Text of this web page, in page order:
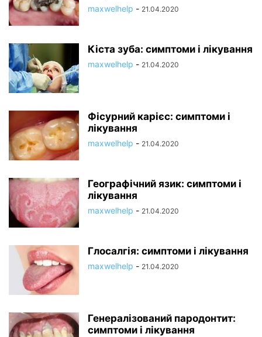
maxwelhelp - 21.04.2020
Кіста зуба: симптоми і лікування
maxwelhelp - 21.04.2020
Фісурний карієс: симптоми і
лікування
maxwelhelp - 21.04.2020
Географічний язик: симптоми і
лікування
maxwelhelp - 21.04.2020
Глосалгія: симптоми і лікування
maxwelhelp - 21.04.2020
Генералізований пародонтит:
симптоми і лікування